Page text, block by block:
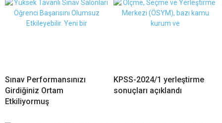
Sınav Performansınızı
Girdiğiniz Ortam
Etkiliyormuş
KPSS-2024/1 yerleştirme
sonuçları açıklandı